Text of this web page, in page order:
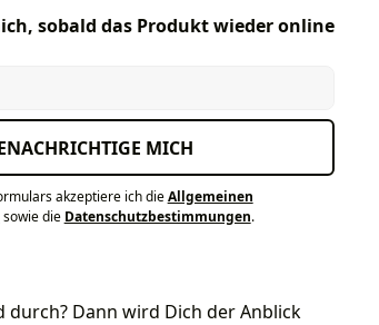
sobald das Produkt wieder online
MICH
akzeptiere ich dieAllgemeinen
sowie die Datenschutzbestimmungen.
durch? Dann wird Dich der Anblick